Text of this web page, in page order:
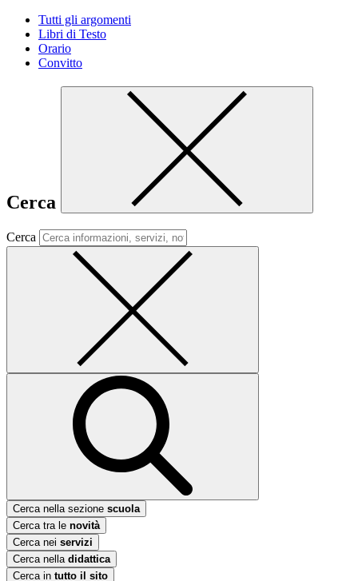
Tutti gli argomenti
Libri di Testo
Orario
Convitto
Cerca
Cerca
Cerca nella sezione scuola
Cerca tra le novità
Cerca nei servizi
Cerca nella didattica
Cerca in tutto il sito